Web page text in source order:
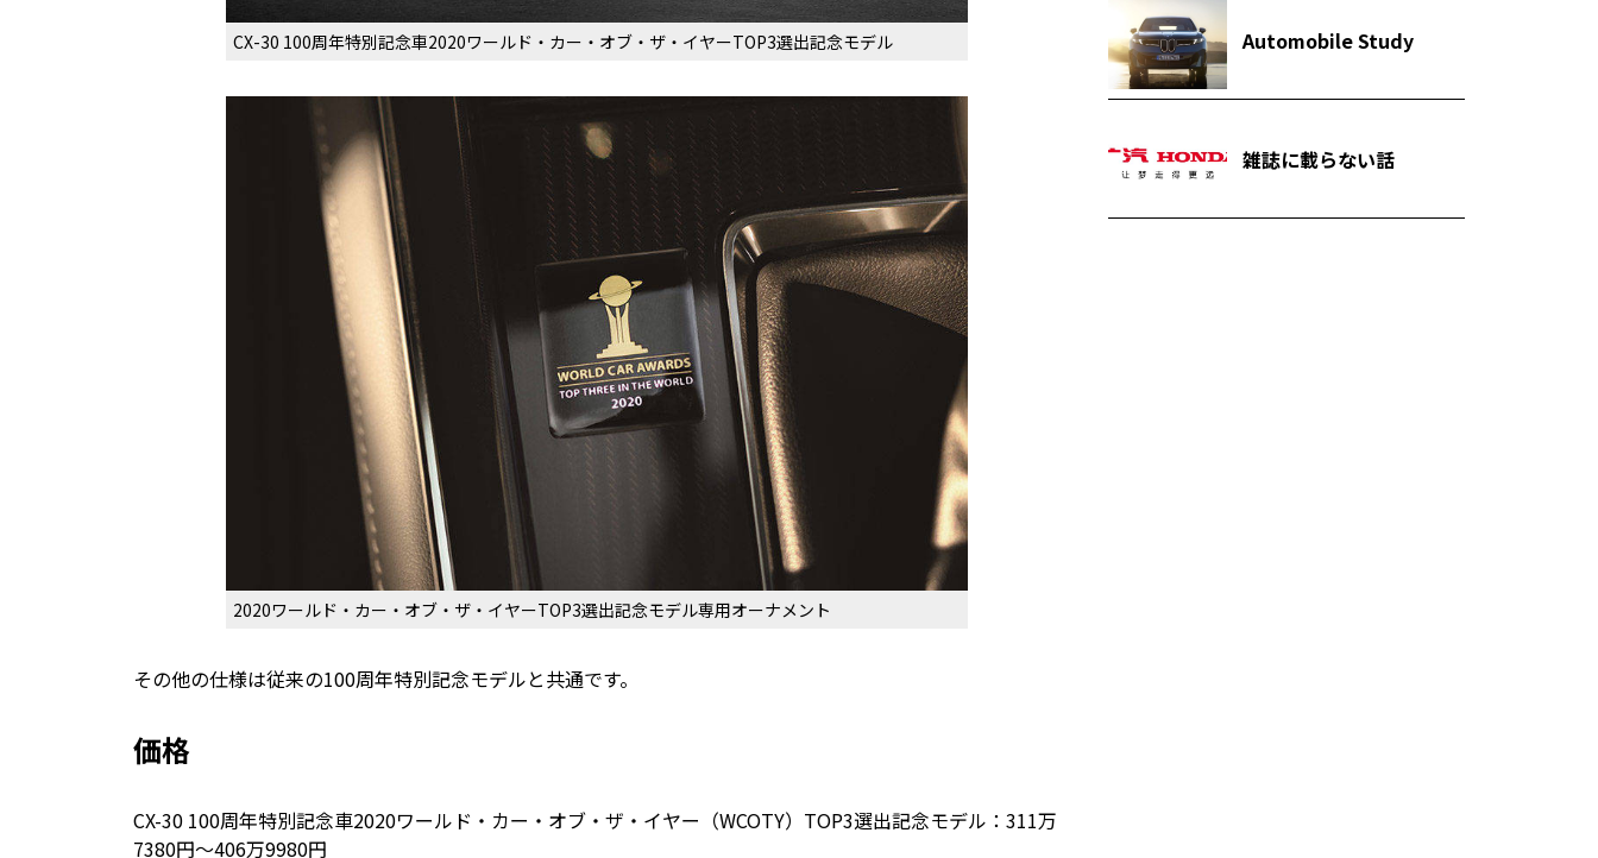
CX-30 100周年特別記念車2020ワールド・カー・オブ・ザ・イヤーTOP3選出記念モデル
2020ワールド・カー・オブ・ザ・イヤーTOP3選出記念モデル専用オーナメント
その他の仕様は従来の100周年特別記念モデルと共通です。
価格
CX-30 100周年特別記念車2020ワールド・カー・オブ・ザ・イヤー（WCOTY）TOP3選出記念モデル：311万
7380円～406万9980円
Automobile Study
雑誌に載らない話